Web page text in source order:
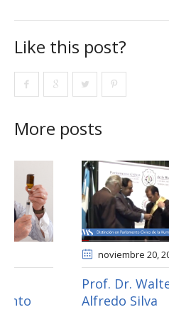
Like this post?
More posts
noviembre 20, 2015
Prof. Dr. Walter
Alfredo Silva